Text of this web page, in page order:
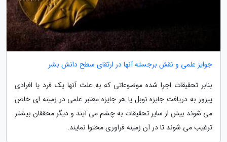
جوایز علمی و نقش برجسته آنها در ارتقای سطح دانش بشر
بنابر تحقیقات اجرا شده موضوعاتی که به علت آنها یک فرد یا افرادی
پیروز به دریافت جایزه نوبل یا هر جایزه معتبر علمی در زمینه ای خاص
می شوند بیش از سایر تحقیقات به چشم می آیند و دیگر محققان بیشتر
ترغیب می شوند تا در آن زمینه فراوری محتوا نمایند.